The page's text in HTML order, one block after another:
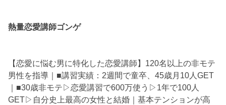
熱量恋愛講師ゴンゲ
【恋愛に悩む男に特化した恋愛講師】120名以上の非モテ
男性を指導｜■講習実績：2週間で童卒、45歳月10人GET
｜■30歳非モテ▷恋愛講習で600万使う▷1年で100人
GET▷自分史上最高の女性と結婚｜基本テンションが高